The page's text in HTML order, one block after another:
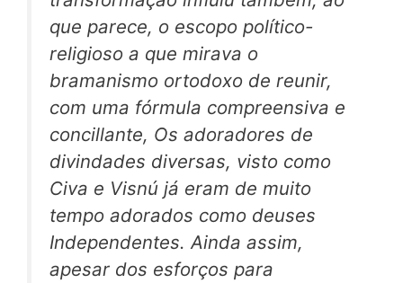
que parece, o escopo político-
religioso a que mirava o
bramanismo ortodoxo de reunir,
com uma fórmula compreensiva e
concillante, Os adoradores de
divindades diversas, visto como
Civa e Visnú já eram de muito
tempo adorados como deuses
Independentes. Ainda assim,
apesar dos esforços para